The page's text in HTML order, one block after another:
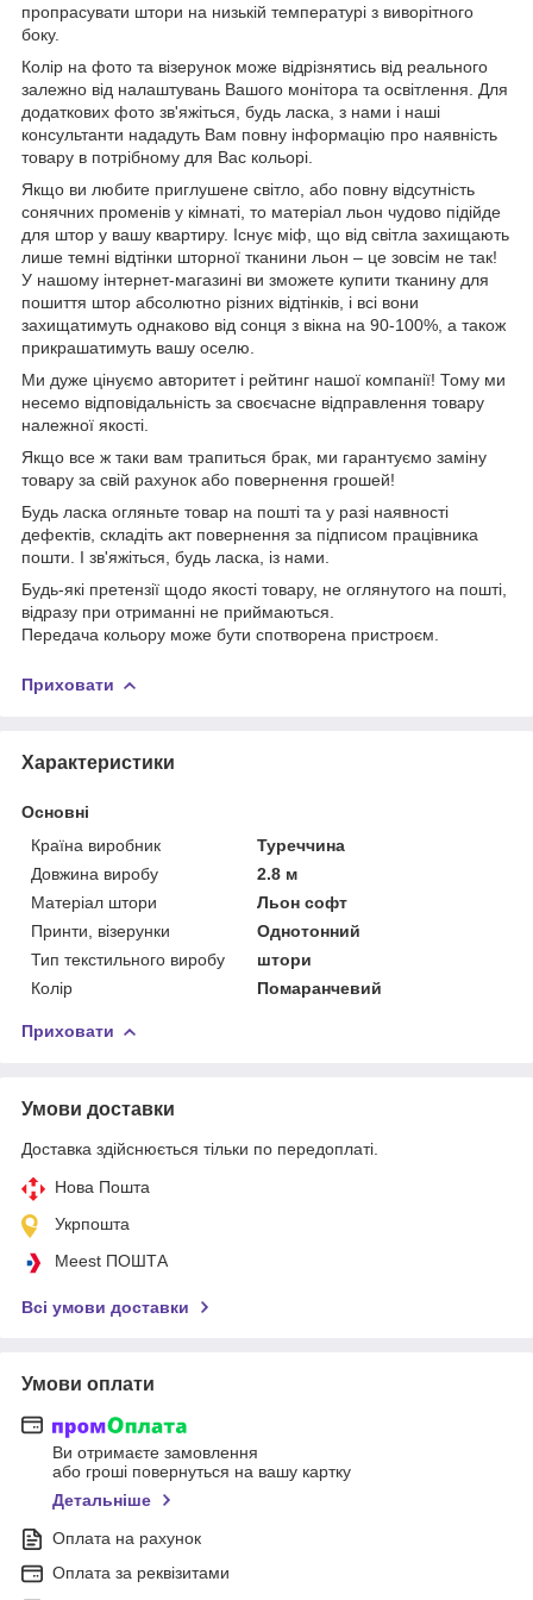
пропрасувати штори на низькій температурі з виворітного
боку.
Колір на фото та візерунок може відрізнятись від реального
залежно від налаштувань Вашого монітора та освітлення. Для
додаткових фото зв'яжіться, будь ласка, з нами і наші
консультанти нададуть Вам повну інформацію про наявність
товару в потрібному для Вас кольорі.
Якщо ви любите приглушене світло, або повну відсутність
сонячних променів у кімнаті, то матеріал льон чудово підійде
для штор у вашу квартиру. Існує міф, що від світла захищають
лише темні відтінки шторної тканини льон – це зовсім не так!
У нашому інтернет-магазині ви зможете купити тканину для
пошиття штор абсолютно різних відтінків, і всі вони
захищатимуть однаково від сонця з вікна на 90-100%, а також
прикрашатимуть вашу оселю.
Ми дуже цінуємо авторитет і рейтинг нашої компанії! Тому ми
несемо відповідальність за своєчасне відправлення товару
належної якості.
Якщо все ж таки вам трапиться брак, ми гарантуємо заміну
товару за свій рахунок або повернення грошей!
Будь ласка огляньте товар на пошті та у разі наявності
дефектів, складіть акт повернення за підписом працівника
пошти. І зв'яжіться, будь ласка, із нами.
Будь-які претензії щодо якості товару, не оглянутого на пошті,
відразу при отриманні не приймаються.
Передача кольору може бути спотворена пристроєм.
Приховати
Характеристики
Основні
Країна виробник
Туреччина
Довжина виробу
2.8 м
Матеріал штори
Льон софт
Принти, візерунки
Однотонний
Тип текстильного виробу
штори
Колір
Помаранчевий
Приховати
Умови доставки
Доставка здійснюється тільки по передоплаті.
Нова Пошта
Укрпошта
Meest ПОШТА
Всі умови доставки
Умови оплати
Ви отримаєте замовлення
або гроші повернуться на вашу картку
Детальніше
Оплата на рахунок
Оплата за реквізитами